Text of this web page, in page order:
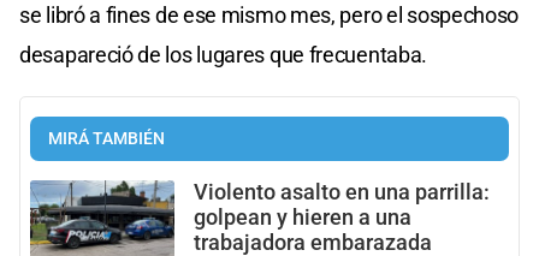
se libró a fines de ese mismo mes, pero el sospechoso
desapareció de los lugares que frecuentaba.
MIRÁ TAMBIÉN
Violento asalto en una parrilla:
golpean y hieren a una
trabajadora embarazada